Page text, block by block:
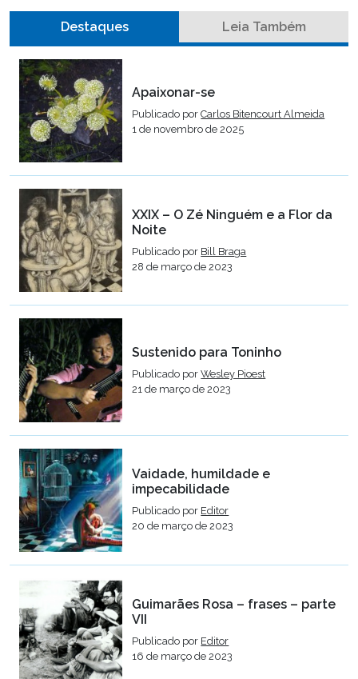
Destaques Leia Também
Apaixonar-se
Publicado porCarlos Bitencourt Almeida
1 de novembro de 2025
XXIX – O Zé Ninguém e a Flor da
Noite
Publicado por Bill Braga
28 de março de 2023
Sustenido para Toninho
Publicado porWesley Pioest
21 de março de 2023
Vaidade, humildade e
impecabilidade
Publicado por Editor
20 de março de 2023
Guimarães Rosa – frases – parte
VII
Publicado por Editor
16 de março de 2023